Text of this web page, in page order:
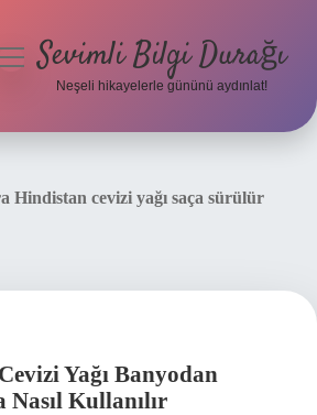
Sevimli Bilgi Durağı
Neşeli hikayelerle gününü aydınlat!
Hindistan cevizi yağı saça sürülür
Yağı Banyodan
Nasıl Kullanılır